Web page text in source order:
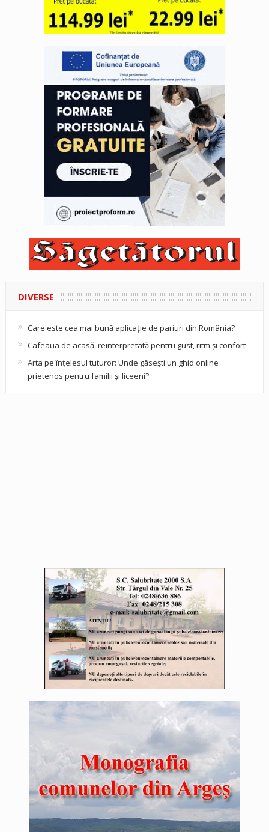
DIVERSE
Care este cea mai bună aplicație de pariuri din România?
Cafeaua de acasă, reinterpretată pentru gust, ritm și confort
Arta pe înțelesul tuturor: Unde găsești un ghid online
prietenos pentru familii și liceeni?